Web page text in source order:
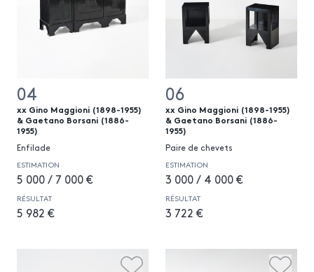
04
xx Gino Maggioni (1898-1955)
& Gaetano Borsani (1886-
1955)
Enfilade
ESTIMATION
5 000 / 7 000 €
RÉSULTAT
5 982 €
06
xx Gino Maggioni (1898-1955)
& Gaetano Borsani (1886-
1955)
Paire de chevets
ESTIMATION
3 000 / 4 000 €
RÉSULTAT
3 722 €